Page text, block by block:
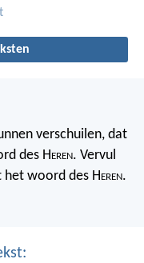
verschuilen, dat
des Heren. Vervul
het woord des Heren.